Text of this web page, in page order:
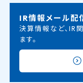
IR情報メール配
決算情報など、IR
ます。